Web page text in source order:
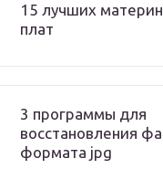
15 лучших
плат
3 программы для
восстановления
формата jpg